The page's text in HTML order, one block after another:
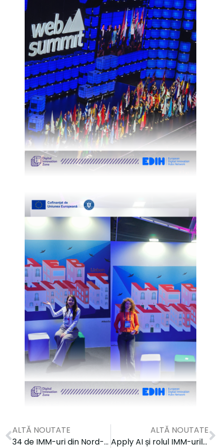
ALTĂ NOUTATE
34 de IMM-uri din Nord-Estul României încep parcursul către digitalizare și inovare sustenabilă prin programul european SustainX
ALTĂ NOUTATE
Apply AI și rolul IMM-urilor în suveranitatea tehnologică a Europei